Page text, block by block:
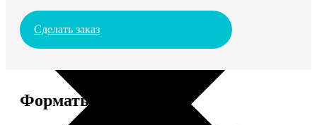
Сделать заказ
Форматы и цены